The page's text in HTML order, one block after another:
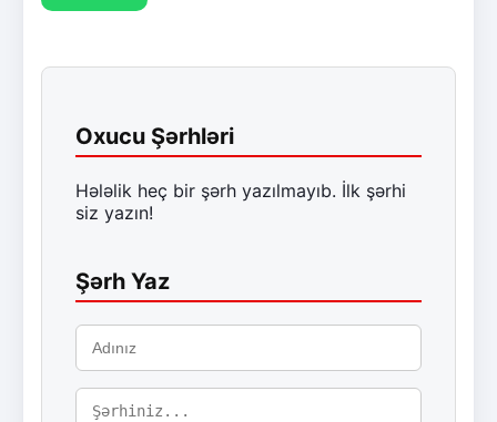
Oxucu Şərhləri
Hələlik heç bir şərh yazılmayıb. İlk şərhi
siz yazın!
Şərh Yaz